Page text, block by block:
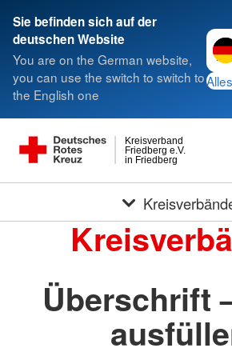
Sie befinden sich auf der
deutschen Website
You are on the German website,
you can use the switch to switch to
the English one
in Friedberg
Friedberg e.V.
Kreisverband
Überschrift